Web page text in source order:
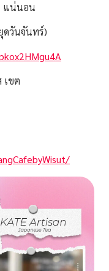
แน่นอน
ดวันจันทร์)
เขต